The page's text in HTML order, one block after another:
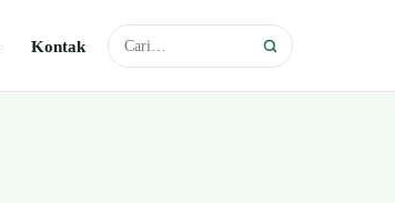
Kontak